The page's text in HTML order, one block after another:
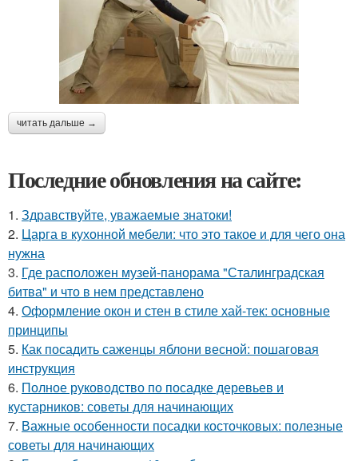
читать дальше →
Последние обновления на сайте:
1. Здравствуйте, уважаемые знатоки!
2. Царга в кухонной мебели: что это такое и для чего она
нужна
3. Где расположен музей-панорама "Сталинградская
битва" и что в нем представлено
4. Оформление окон и стен в стиле хай-тек: основные
принципы
5. Как посадить саженцы яблони весной: пошаговая
инструкция
6. Полное руководство по посадке деревьев и
кустарников: советы для начинающих
7. Важные особенности посадки косточковых: полезные
советы для начинающих